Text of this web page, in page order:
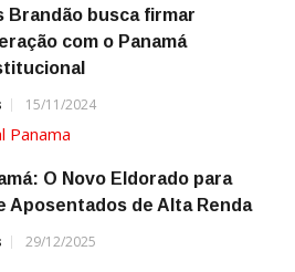
Brandão busca firmar
com o Panamá
15/11/2024
O Novo Eldorado para
Aposentados de Alta Renda
29/12/2025